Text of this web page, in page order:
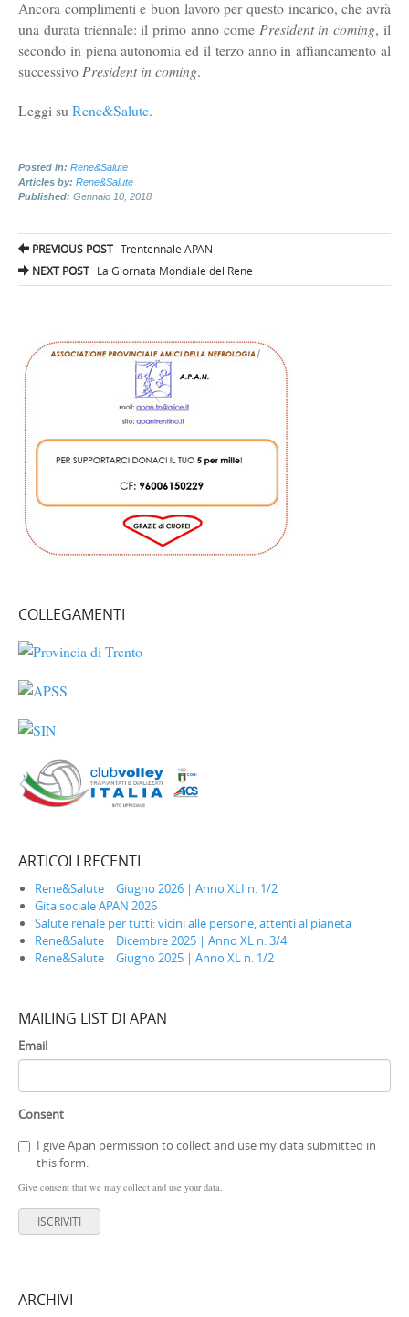
Ancora complimenti e buon lavoro per questo incarico, che avrà
una durata triennale: il primo anno come President in coming, il
secondo in piena autonomia ed il terzo anno in affiancamento al
successivo President in coming.
Leggi su Rene&Salute.
Posted in: Rene&Salute
Articles by: Rene&Salute
Published: Gennaio 10, 2018
Post
navigation
PREVIOUS POST Trentennale APAN
NEXT POST La Giornata Mondiale del Rene
COLLEGAMENTI
ARTICOLI RECENTI
Rene&Salute | Giugno 2026 | Anno XLI n. 1/2
Gita sociale APAN 2026
Salute renale per tutti: vicini alle persone, attenti al pianeta
Rene&Salute | Dicembre 2025 | Anno XL n. 3/4
Rene&Salute | Giugno 2025 | Anno XL n. 1/2
MAILING LIST DI APAN
Email
Consent
I give Apan permission to collect and use my data submitted in
this form.
Give consent that we may collect and use your data.
ISCRIVITI
ARCHIVI